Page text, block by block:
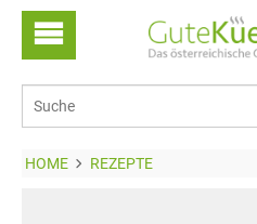
HOME REZEPTE